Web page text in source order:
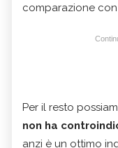
comparazione
Per il resto
non ha
anzi è un ottimo